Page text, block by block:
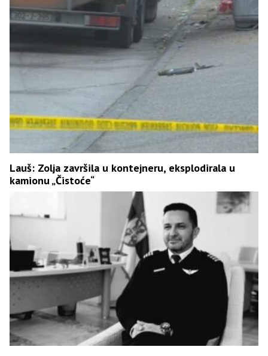
Lauš: Zolja završila u kontejneru, eksplodirala u
kamionu „Čistoće“